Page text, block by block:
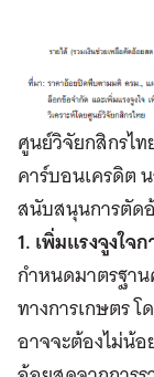
ศูนย์วิจัยกสิกรไ
คาร์บอนเครดิต
สนับสนุนการตัด
1. เพิ่มแรงจูงใ
กำหนดมาตรฐา
ทางการเกษตร
อาจจะต้องไม่น้อ